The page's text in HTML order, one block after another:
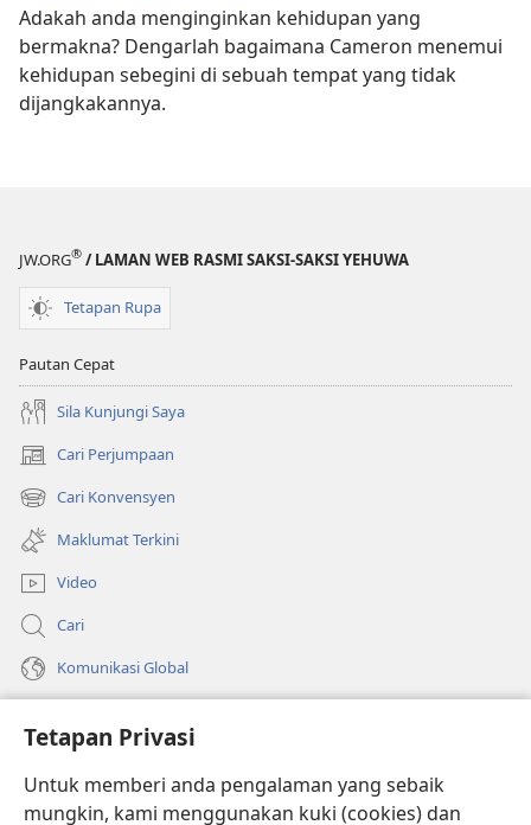
Tetapan Privasi
Untuk memberi anda pengalaman yang sebaik
mungkin, kami menggunakan kuki (cookies) dan
Adakah anda menginginkan kehidupan yang
bermakna? Dengarlah bagaimana Cameron menemui
kehidupan sebegini di sebuah tempat yang tidak
dijangkakannya.
JW.ORG® / LAMAN WEB RASMI SAKSI-SAKSI YEHUWA
Tetapan Rupa
Pautan Cepat
Sila Kunjungi Saya
Cari Perjumpaan
(membuka
tetingkap
baharu)
Cari Konvensyen
(membuka
tetingkap
baharu)
Maklumat Terkini
Video
Cari
Komunikasi Global
(membuka
tetingkap